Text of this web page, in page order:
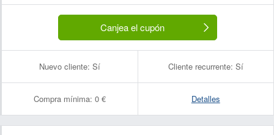
Canjea el cupón
Nuevo cliente: Sí Cliente recurrente: Sí
Compra mínima: 0 € Detalles